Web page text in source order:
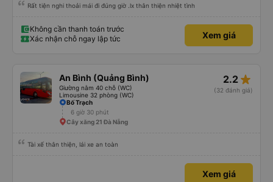
Rất tiện nghi thoải mái đi đúng giờ .lx thân thiện nhiệt tình
Không cần thanh toán trước
Xác nhận chỗ ngay lập tức
Xem giá
An Bình (Quảng Bình)
Giường nằm 40 chỗ (WC)
Limousine 32 phòng (WC)
2.2 star_rate
(32 đánh giá)
Bố Trạch
6 giờ 30 phút
Cây xăng 21 Đà Nẵng
Tài xế thân thiện, lái xe an toàn
Xem giá